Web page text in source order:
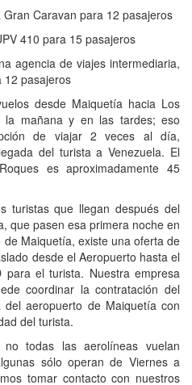
Caravan para 12 pasajeros
410 para 15 pasajeros
agencia de viajes intermediaria,
12 pasajeros
desde Maiquetía hacia Los
la mañana y en las tardes; eso
de viajar 2 veces al día,
del turista a Venezuela. El
es aproximadamente 45
turistas que llegan después del
que pasen esa primera noche en
Maiquetía, existe una oferta de
desde el Aeropuerto hasta el
para el turista. Nuestra empresa
coordinar la contratación del
aeropuerto de Maiquetía con
del turista.
todas las aerolíneas vuelan
sólo operan de Viernes a
tomar contacto con nuestros